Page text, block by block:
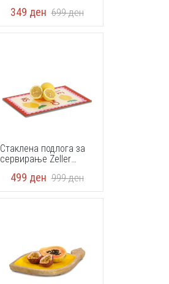
x 0,3 cm
349 ден 699ден
Стаклена подлога за
сервирање Zeller
499 ден 999ден